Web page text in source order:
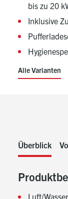
bis zu 20
Inklusive
Alle Varianten
Überblick
Luft/